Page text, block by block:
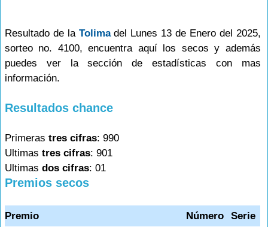
Resultado de la Tolimadel Lunes 13 de Enero del 2025,
sorteo no. 4100, encuentra aquí los secos y además
puedes ver la sección de estadísticas con mas
información.
Resultados chance
Primeras tres cifras: 990
Ultimas tres cifras: 901
Ultimas dos cifras: 01
Premios secos
Premio Número
Serie